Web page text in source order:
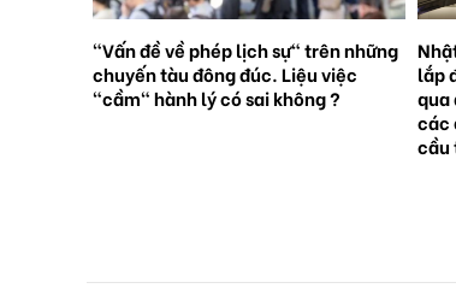
Nhật Bản : Hệ thống tàu điện ngầm
lắp đặt tủ khóa tự động đặt trước
qua điện thoại thông minh tại tất cả
giới